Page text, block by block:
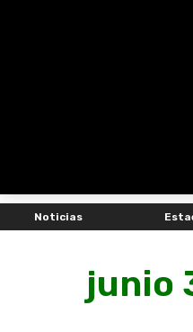
Noticias
junio